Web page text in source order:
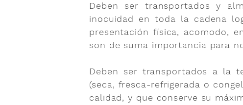
Deben ser transportados y
inocuidad en toda la cadena
presentación física, acomodo,
son de suma importancia para
Deben ser transportados a la
(seca, fresca-refrigerada o
calidad, y que conserve su